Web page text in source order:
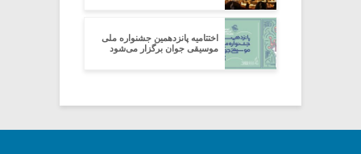
اختتامیه پانزدهمین جشنواره ملی
موسیقی جوان برگزار می‌شود